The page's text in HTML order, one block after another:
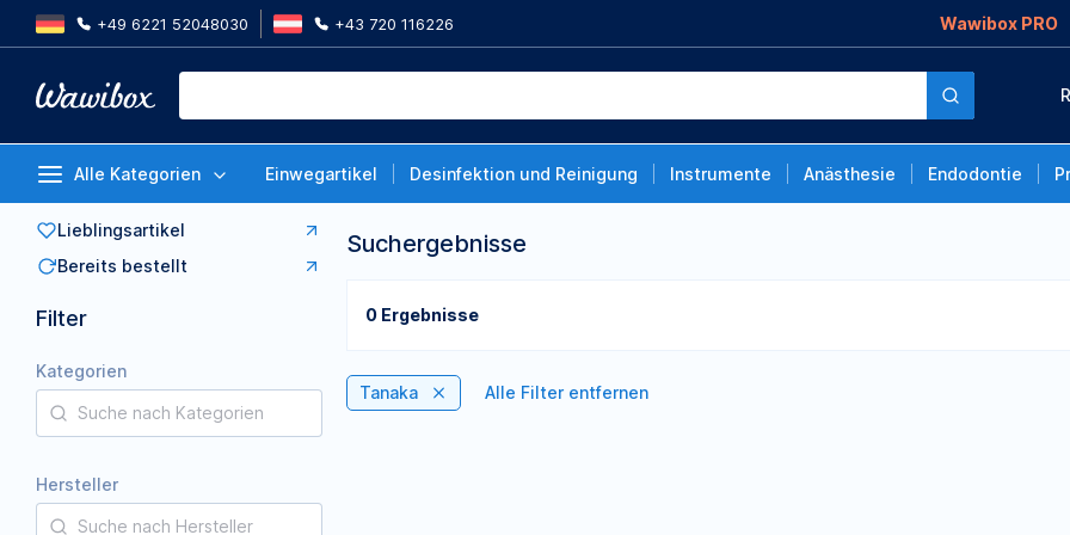
+49 6221 52048030 +43 720 116226 Wawibox PRO
Alle Kategorien Einwegartikel Desinfektion und Reinigung Instrumente Anästhesie Endodontie
Lieblingsartikel
Bereits bestellt
Filter
Kategorien
Hersteller
Suchergebnisse
0 Ergebnisse
Tanaka Alle Filter entfernen